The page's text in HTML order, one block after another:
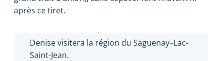
après ce tiret.
Denise visitera la région du Saguenay–Lac-
Saint-Jean.